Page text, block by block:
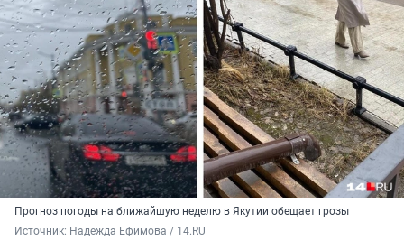
Прогноз погоды на ближайшую неделю в Якутии обещает грозы
Источник: Надежда Ефимова / 14.RU